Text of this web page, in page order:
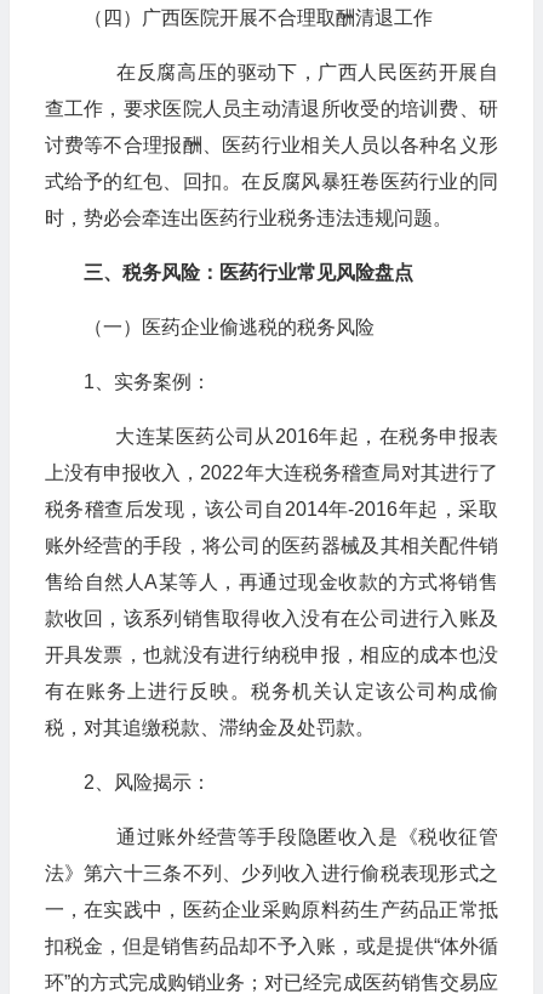
（四）广西医院开展不合理取酬清退工作
在反腐高压的驱动下，广西人民医药开展自
查工作，要求医院人员主动清退所收受的培训费、研
讨费等不合理报酬、医药行业相关人员以各种名义形
式给予的红包、回扣。在反腐风暴狂卷医药行业的同
时，势必会牵连出医药行业税务违法违规问题。
三、税务风险：医药行业常见风险盘点
（一）医药企业偷逃税的税务风险
1、实务案例：
大连某医药公司从2016年起，在税务申报表
上没有申报收入，2022年大连税务稽查局对其进行了
税务稽查后发现，该公司自2014年-2016年起，采取
账外经营的手段，将公司的医药器械及其相关配件销
售给自然人A某等人，再通过现金收款的方式将销售
款收回，该系列销售取得收入没有在公司进行入账及
开具发票，也就没有进行纳税申报，相应的成本也没
有在账务上进行反映。税务机关认定该公司构成偷
税，对其追缴税款、滞纳金及处罚款。
2、风险揭示：
通过账外经营等手段隐匿收入是《税收征管
法》第六十三条不列、少列收入进行偷税表现形式之
一，在实践中，医药企业采购原料药生产药品正常抵
扣税金，但是销售药品却不予入账，或是提供“体外循
环”的方式完成购销业务；对已经完成医药销售交易应